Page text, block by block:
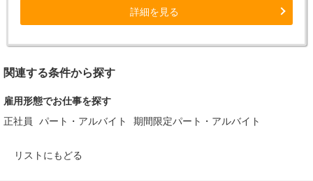
詳細を見る
関連する条件から探す
雇用形態でお仕事を探す
正社員
パート・アルバイト 期間限定パート・アルバイト
リストにもどる